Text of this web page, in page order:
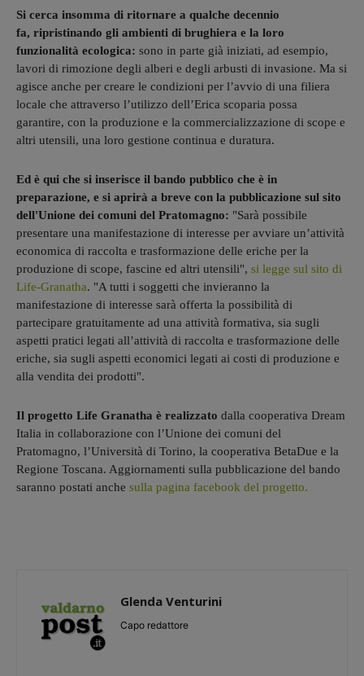
Si cerca insomma di ritornare a qualche decennio
fa, ripristinando gli ambienti di brughiera e la loro
funzionalità ecologica: sono in parte già iniziati, ad esempio,
lavori di rimozione degli alberi e degli arbusti di invasione. Ma si
agisce anche per creare le condizioni per l’avvio di una filiera
locale che attraverso l’utilizzo dell’Erica scoparia possa
garantire, con la produzione e la commercializzazione di scope e
altri utensili, una loro gestione continua e duratura.
Ed è qui che si inserisce il bando pubblico che è in
preparazione, e si aprirà a breve con la pubblicazione sul sito
dell'Unione dei comuni del Pratomagno: "Sarà possibile
presentare una manifestazione di interesse per avviare un’attività
economica di raccolta e trasformazione delle eriche per la
produzione di scope, fascine ed altri utensili", si legge sul sito di
Life-Granatha. "A tutti i soggetti che invieranno la
manifestazione di interesse sarà offerta la possibilità di
partecipare gratuitamente ad una attività formativa, sia sugli
aspetti pratici legati all’attività di raccolta e trasformazione delle
eriche, sia sugli aspetti economici legati ai costi di produzione e
alla vendita dei prodotti".
Il progetto Life Granatha è realizzato dalla cooperativa Dream
Italia in collaborazione con l’Unione dei comuni del
Pratomagno, l’Università di Torino, la cooperativa BetaDue e la
Regione Toscana. Aggiornamenti sulla pubblicazione del bando
saranno postati anche sulla pagina facebook del progetto.
Glenda Venturini
Capo redattore